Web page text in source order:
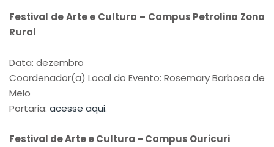
Festival de Arte e Cultura – Campus Petrolina Zona
Rural
Data: dezembro
Coordenador(a) Local do Evento: Rosemary Barbosa de
Melo
Portaria: acesse aqui.
Festival de Arte e Cultura – Campus Ouricuri